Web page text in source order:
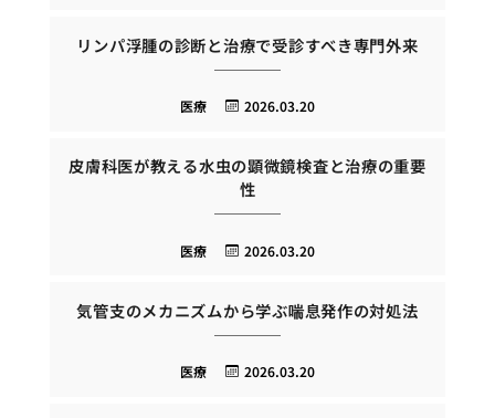
リンパ浮腫の診断と治療で受診すべき専門外来
2026.03.20
医療
皮膚科医が教える水虫の顕微鏡検査と治療の重要
性
2026.03.20
医療
気管支のメカニズムから学ぶ喘息発作の対処法
2026.03.20
医療